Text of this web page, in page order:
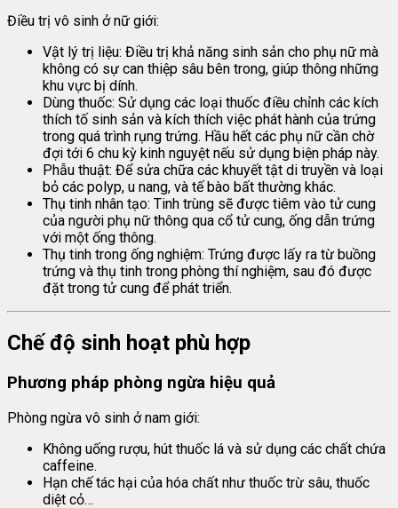
Điều trị vô sinh ở nữ giới:
Vật lý trị liệu: Điều trị khả năng sinh sản cho phụ nữ mà
không có sự can thiệp sâu bên trong, giúp thông những
khu vực bị dính.
Dùng thuốc: Sử dụng các loại thuốc điều chỉnh các kích
thích tố sinh sản và kích thích việc phát hành của trứng
trong quá trình rụng trứng. Hầu hết các phụ nữ cần chờ
đợi tới 6 chu kỳ kinh nguyệt nếu sử dụng biện pháp này.
Phẫu thuật: Để sửa chữa các khuyết tật di truyền và loại
bỏ các polyp, u nang, và tế bào bất thường khác.
Thụ tinh nhân tạo: Tinh trùng sẽ được tiêm vào tử cung
của người phụ nữ thông qua cổ tử cung, ống dẫn trứng
với một ống thông.
Thụ tinh trong ống nghiệm: Trứng được lấy ra từ buồng
trứng và thụ tinh trong phòng thí nghiệm, sau đó được
đặt trong tử cung để phát triển.
Chế độ sinh hoạt phù hợp
Phương pháp phòng ngừa hiệu quả
Phòng ngừa vô sinh ở nam giới:
Không uống rượu, hút thuốc lá và sử dụng các chất chứa
caffeine.
Hạn chế tác hại của hóa chất như thuốc trừ sâu, thuốc
diệt cỏ…